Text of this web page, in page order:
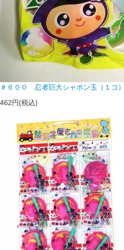
＃６００ 忍者巨大シャボン玉（１コ）
462円(税込)